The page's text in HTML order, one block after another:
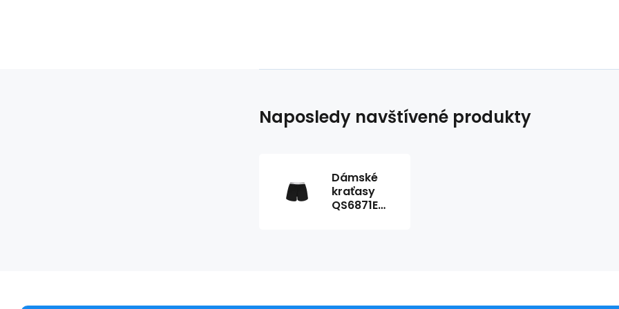
Naposledy navštívené produkty
Dámské
kraťasy
QS6871E